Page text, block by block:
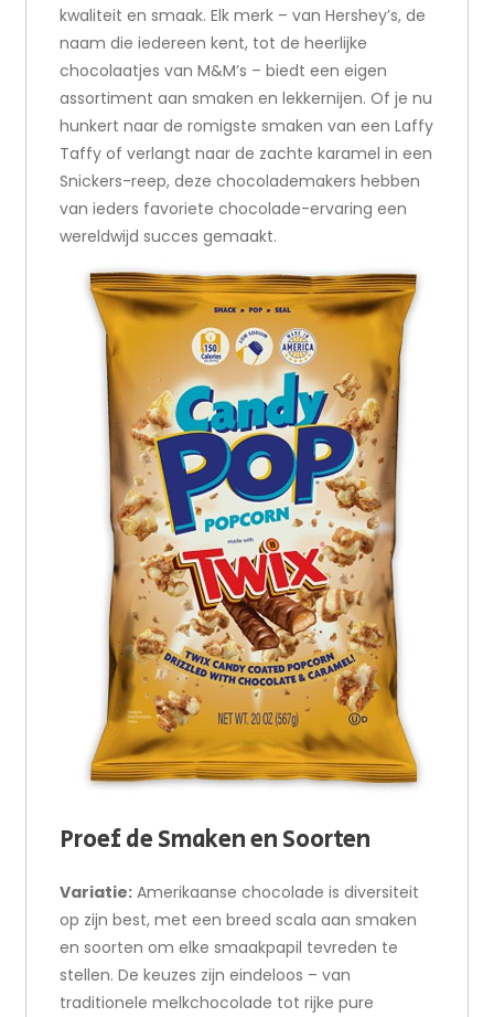
kwaliteit en smaak. Elk merk – van Hershey’s, de
naam die iedereen kent, tot de heerlijke
chocolaatjes van M&M’s – biedt een eigen
assortiment aan smaken en lekkernijen. Of je nu
hunkert naar de romigste smaken van een Laffy
Taffy of verlangt naar de zachte karamel in een
Snickers-reep, deze chocolademakers hebben
van ieders favoriete chocolade-ervaring een
wereldwijd succes gemaakt.
Proef de Smaken en Soorten
Variatie: Amerikaanse chocolade is diversiteit
op zijn best, met een breed scala aan smaken
en soorten om elke smaakpapil tevreden te
stellen. De keuzes zijn eindeloos – van
traditionele melkchocolade tot rijke pure